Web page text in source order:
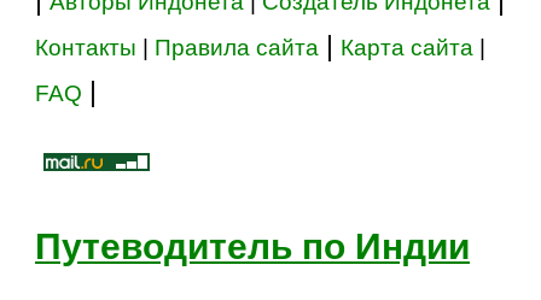
Контакты Правила сайта | Карта сайта
FAQ |
Путеводитель по Индии